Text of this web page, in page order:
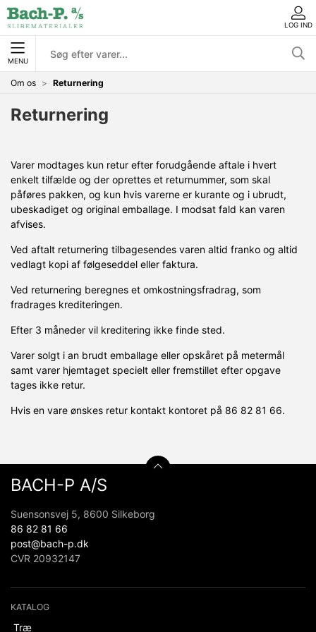
LOG IND
MENU
Om os Returnering
Returnering
Varer modtages kun retur efter forudgående aftale i hvert
enkelt tilfælde og der oprettes et returnummer, som skal
påføres pakken, og kun hvis varerne er kurante og i ubrudt,
ubeskadiget og original emballage. I modsat fald kan varen
afvises.
Ved aftalt returnering tilbagesendes varen altid franko og altid
vedlagt kopi af følgeseddel eller faktura.
Ved returnering beregnes et omkostningsfradrag, som
fradrages krediteringen.
Efter 3 måneder vil kreditering ikke finde sted.
Varer solgt i an brudt emballage eller opskåret på metermål
samt varer hjemtaget specielt eller fremstillet efter opgave
tages ikke retur.
Hvis en vare ønskes retur kontakt kontoret på 86 82 81 66.
BACH-P A/S
Suensonsvej 5, 8600 Silkeborg
86 82 81 66
post@bach-p.dk
CVR 20932147
KATALOG
Træ